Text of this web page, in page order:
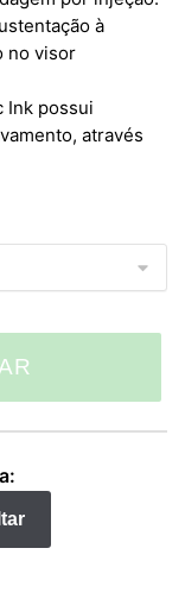
à
no visor
Ink possui
através